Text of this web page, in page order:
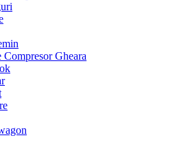
Compresor Gheara